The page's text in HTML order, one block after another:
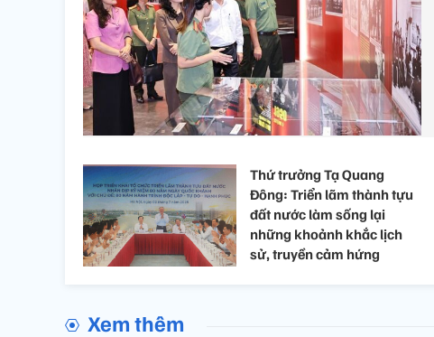
Thứ trưởng Tạ Quang
Đông: Triển lãm thành tựu
đất nước làm sống lại
những khoảnh khắc lịch
sử, truyền cảm hứng
Xem thêm